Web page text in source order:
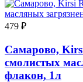
479 ₽
Самарово,
смолистых
флакон, 1л